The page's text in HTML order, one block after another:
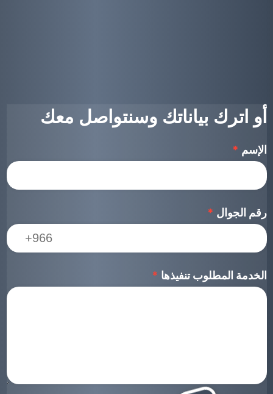
أو اترك بياناتك وسنتواصل معك
الإسم *
رقم الجوال *
الخدمة المطلوب تنفيذها *